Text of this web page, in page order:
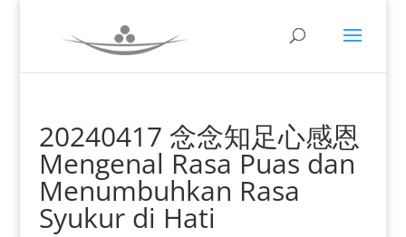
20240417 念念知足心感恩
Mengenal Rasa Puas dan
Menumbuhkan Rasa
Syukur di Hati